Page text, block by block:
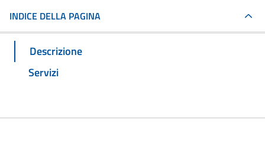
INDICE DELLA PAGINA
Descrizione
Servizi